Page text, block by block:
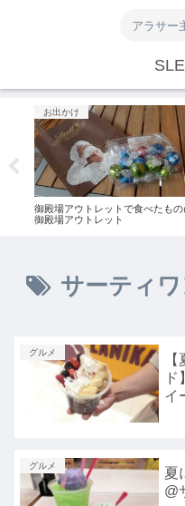
アラサー
お出かけ
御殿場アウトレットで食べたもの
御殿場アウトレット
サーティ
グルメ
イ
グルメ
夏
@